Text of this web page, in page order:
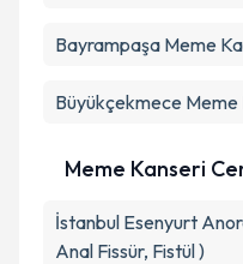
Bayrampaşa Meme
Büyükçekmece Meme
Meme Kanseri
İstanbul Esenyurt
Anal Fissür, Fistül )